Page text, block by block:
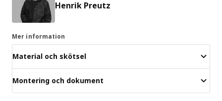
Henrik Preutz
Mer information
Material och skötsel
Montering och dokument